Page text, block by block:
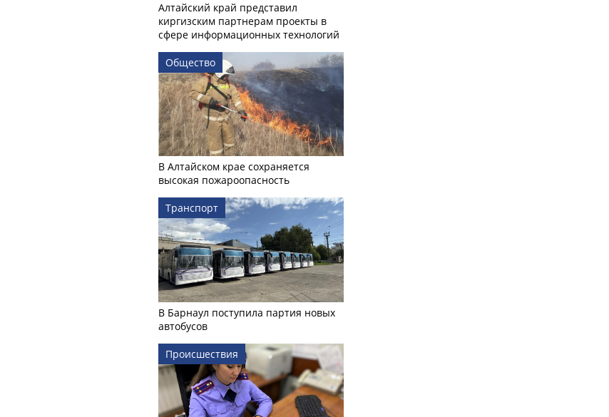
Алтайский край представил
киргизским партнерам проекты в
сфере информационных технологий
Общество
В Алтайском крае сохраняется
высокая пожароопасность
Транспорт
В Барнаул поступила партия новых
автобусов
Происшествия